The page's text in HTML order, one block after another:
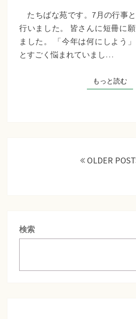
『七
夕
行
たちばな苑です。7月の行事
行いました。 皆さんに短冊に
ました。 「今年は何にしよう
とすごく悩まれていまし…
もっと読むも
OLDER
検索